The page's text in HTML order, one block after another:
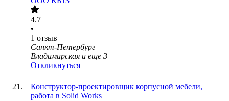
4.7
•
1 отзыв
Санкт-Петербург
Владимирская и еще 3
Откликнуться
Конструктор-проектировщик корпусной мебели,
работа в Solid Works